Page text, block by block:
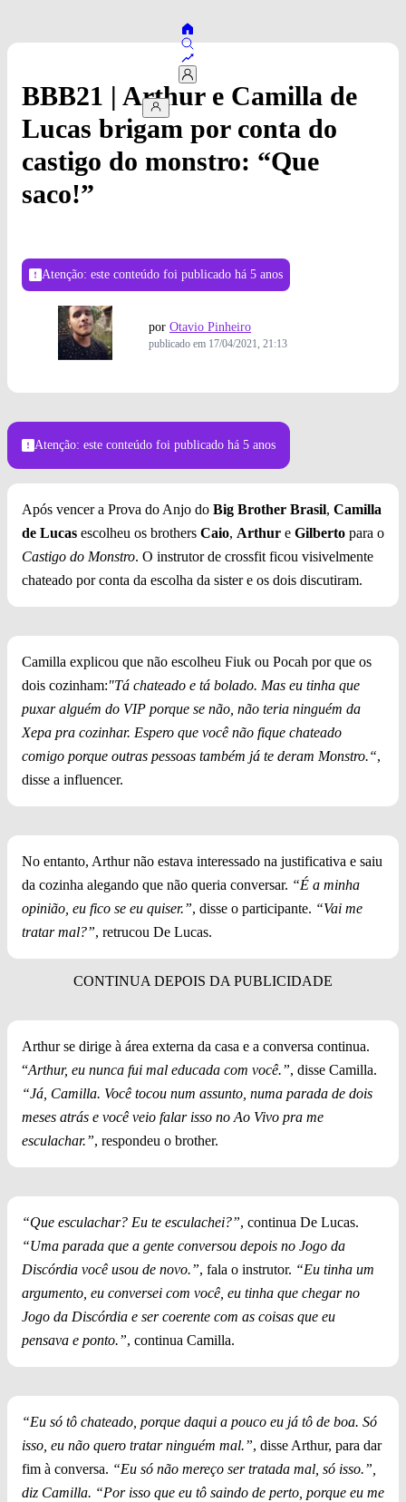
BBB21 | Arthur e Camilla de
Lucas brigam por conta do
castigo do monstro: “Que
saco!”
Atenção: este conteúdo foi publicado há 5 anos
por Otavio Pinheiro
publicado em 17/04/2021, 21:13
Atenção: este conteúdo foi publicado há 5 anos
Após vencer a Prova do Anjo do Big Brother Brasil, Camilla
de Lucas escolheu os brothers Caio, Arthur e Gilberto para o
Castigo do Monstro. O instrutor de crossfit ficou visivelmente
chateado por conta da escolha da sister e os dois discutiram.
Camilla explicou que não escolheu Fiuk ou Pocah por que os
dois cozinham:"Tá chateado e tá bolado. Mas eu tinha que
puxar alguém do VIP porque se não, não teria ninguém da
Xepa pra cozinhar. Espero que você não fique chateado
comigo porque outras pessoas também já te deram Monstro.“,
disse a influencer.
No entanto, Arthur não estava interessado na justificativa e saiu
da cozinha alegando que não queria conversar. “É a minha
opinião, eu fico se eu quiser.”, disse o participante. “Vai me
tratar mal?”, retrucou De Lucas.
Arthur se dirige à área externa da casa e a conversa continua.
“Arthur, eu nunca fui mal educada com você.”, disse Camilla.
“Já, Camilla. Você tocou num assunto, numa parada de dois
meses atrás e você veio falar isso no Ao Vivo pra me
esculachar.”, respondeu o brother.
“Que esculachar? Eu te esculachei?”, continua De Lucas.
“Uma parada que a gente conversou depois no Jogo da
Discórdia você usou de novo.”, fala o instrutor. “Eu tinha um
argumento, eu conversei com você, eu tinha que chegar no
Jogo da Discórdia e ser coerente com as coisas que eu
pensava e ponto.”, continua Camilla.
“Eu só tô chateado, porque daqui a pouco eu já tô de boa. Só
isso, eu não quero tratar ninguém mal.”, disse Arthur, para dar
fim à conversa. “Eu só não mereço ser tratada mal, só isso.”,
diz Camilla. “Por isso que eu tô saindo de perto, porque eu me